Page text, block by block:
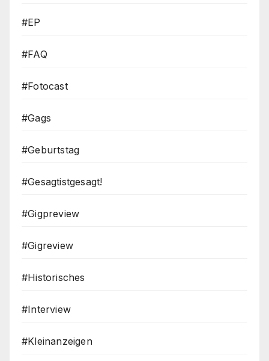
#EP
#FAQ
#Fotocast
#Gags
#Geburtstag
#Gesagtistgesagt!
#Gigpreview
#Gigreview
#Historisches
#Interview
#Kleinanzeigen